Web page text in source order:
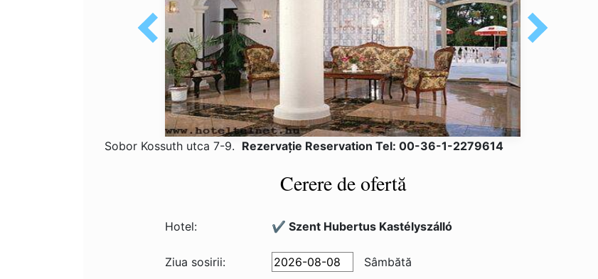
Sobor Kossuth utca 7-9. Rezervaţie Reservation Tel: 00-36-1-2279614
Cerere de ofertă
Hotel: ✔️ Szent Hubertus Kastélyszálló
Ziua sosirii: Sâmbătă